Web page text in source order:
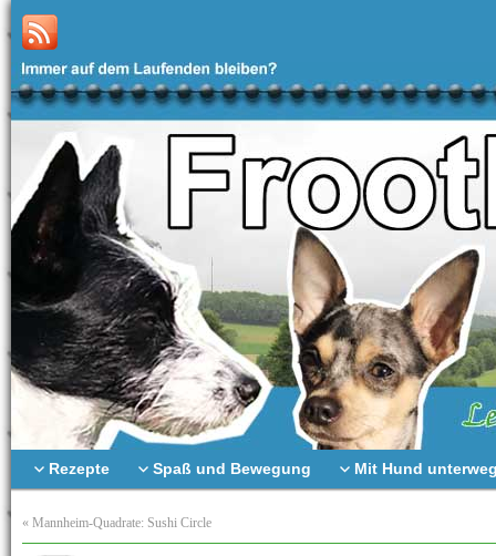
Rezepte Spaß und Bewegung Mit Hund
« Mannheim-Quadrate: Sushi Circle